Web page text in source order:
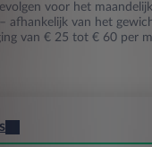
voor het
afhankelijk van het
van € 25 tot € 60 per